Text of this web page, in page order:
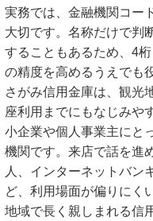
実務では、金融機関コー
大切です。名称だけで判
することもあるため、4
の精度を高めるうえでも
さがみ信用金庫は、観光
座利用までにもなじみや
小企業や個人事業主にと
機関です。来店で話を進
人、インターネットバン
ど、利用場面が偏りにく
地域で長く親しまれる信